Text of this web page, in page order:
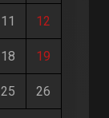
11 12
18 19
25 26